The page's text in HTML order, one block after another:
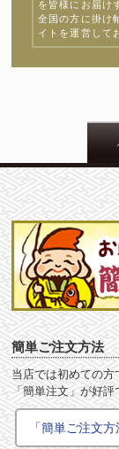
を皆様にお届け
全国の方に掛け
イトを運営して
簡単ご注文方法
当店では初めての方
「簡単注文」が好評
「簡単ご注文